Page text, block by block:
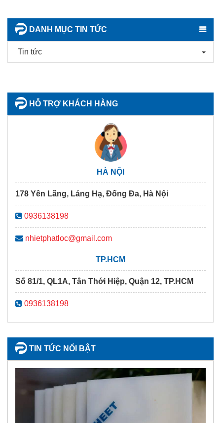
DANH MỤC TIN TỨC
Tin tức
HỖ TRỢ KHÁCH HÀNG
HÀ NỘI
178 Yên Lãng, Láng Hạ, Đống Đa, Hà Nội
0936138198
nhietphatloc@gmail.com
TP.HCM
Số 81/1, QL1A, Tân Thới Hiệp, Quận 12, TP.HCM
0936138198
TIN TỨC NỔI BẬT